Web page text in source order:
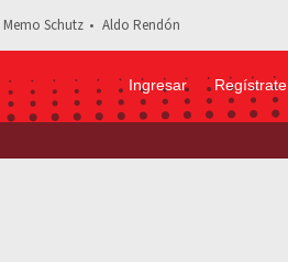
Memo Schutz Aldo Rendón
Ingresar Regístrate